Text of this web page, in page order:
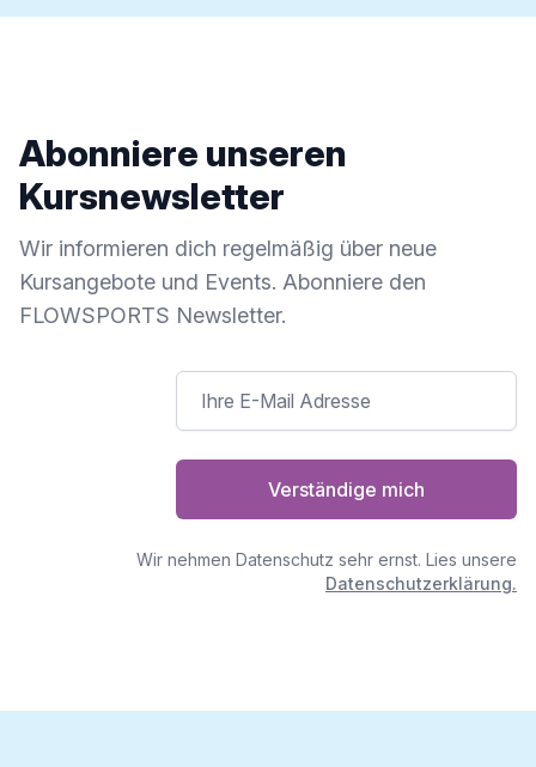
Abonniere unseren
Kursnewsletter
Wir informieren dich regelmäßig über neue
Kursangebote und Events. Abonniere den
FLOWSPORTS Newsletter.
Verständige mich
Wir nehmen Datenschutz sehr ernst. Lies unsere
Datenschutzerklärung.